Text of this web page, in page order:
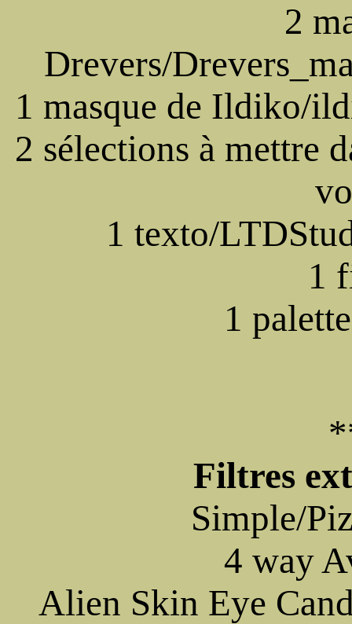
2
Drevers/
1 masque de Ildiko/
2 sélections à mettre
1 texto/
1
1
Filtres
Simple/
4 way
Alien Skin Eye